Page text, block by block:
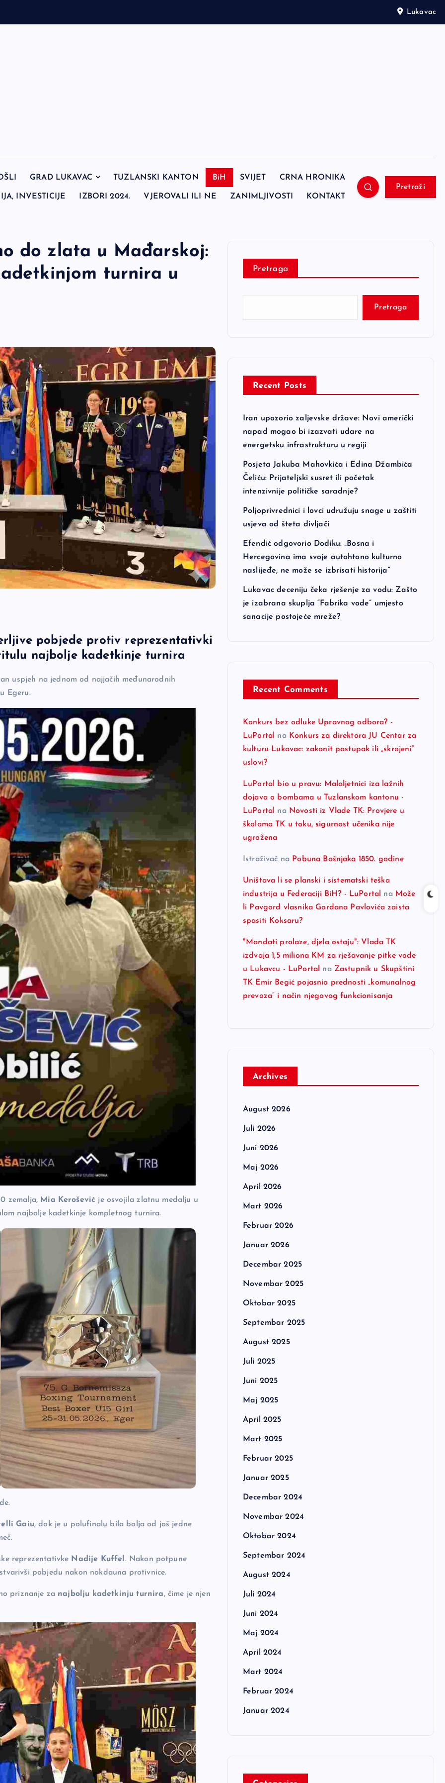
Lukavac
GRAD LUKAVAC TUZLANSKI KANTON BiH SVIJET CRNA HRONIKA
INVESTICIJE IZBORI 2024. VJEROVALI ILI NE ZANIMLJIVOSTI KONTAKT
Pretraži
do zlata u Mađarskoj:
turnira u
pobjede protiv reprezentativki
najbolje kadetkinje turnira
uspjeh na jednom od najjačih međunarodnih
Egeru.
zemalja, Mia Kerošević je osvojila zlatnu medalju u
najbolje kadetkinje kompletnog turnira.
Gaiu, dok je u polufinalu bila bolja od još jedne
reprezentativke Nadije Kuffel . Nakon potpune
pobjedu nakon nokdauna protivnice.
priznanje za najbolju kadetkinju turnira, čime je njen
Pretraga
Pretraga
Recent Posts
Iran upozorio zaljevske države: Novi američki
napad mogao bi izazvati udare na
energetsku infrastrukturu u regiji
Posjeta Jakuba Mahovkića i Edina Džambića
Čeliću: Prijateljski susret ili početak
intenzivnije političke saradnje?
Poljoprivrednici i lovci udružuju snage u zaštiti
usjeva od šteta divljači
Efendić odgovorio Dodiku: „Bosna i
Hercegovina ima svoje autohtono kulturno
naslijeđe, ne može se izbrisati historija“
Lukavac deceniju čeka rješenje za vodu: Zašto
je izabrana skuplja “Fabrika vode” umjesto
sanacije postojeće mreže?
Recent Comments
Konkurs bez odluke Upravnog odbora? -
LuPortal
na Konkurs za direktora JU Centar za
kulturu Lukavac: zakonit postupak ili „skrojeni“
uslovi?
LuPortal bio u pravu: Maloljetnici iza lažnih
dojava o bombama u Tuzlanskom kantonu -
LuPortal
na Novosti iz Vlade TK: Provjere u
školama TK u toku, sigurnost učenika nije
ugrožena
Istraživač na Pobuna Bošnjaka 1850. godine
Uništava li se planski i sistematski teška
industrija u Federaciji BiH? - LuPortal
na Može
li Pavgord vlasnika Gordana Pavlovića zaista
spasiti Koksaru?
"Mandati prolaze, djela ostaju": Vlada TK
izdvaja 1,5 miliona KM za rješavanje pitke vode
u Lukavcu - LuPortal
na Zastupnik u Skupštini
TK Emir Begić pojasnio prednosti „komunalnog
prevoza“ i način njegovog funkcionisanja
Archives
August 2026
Juli 2026
Juni 2026
Maj 2026
April 2026
Mart 2026
Februar 2026
Januar 2026
Decembar 2025
Novembar 2025
Oktobar 2025
Septembar 2025
August 2025
Juli 2025
Juni 2025
Maj 2025
April 2025
Mart 2025
Februar 2025
Januar 2025
Decembar 2024
Novembar 2024
Oktobar 2024
Septembar 2024
August 2024
Juli 2024
Juni 2024
Maj 2024
April 2024
Mart 2024
Februar 2024
Januar 2024